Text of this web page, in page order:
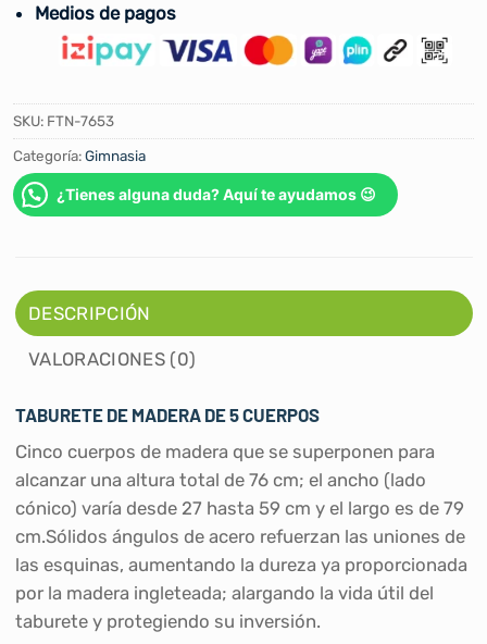
Medios de pagos
SKU: FTN-7653
Categoría:Gimnasia
¿Tienes alguna duda? Aquí te ayudamos 😉
DESCRIPCIÓN
VALORACIONES (0)
TABURETE DE MADERA DE 5 CUERPOS
Cinco cuerpos de madera que se superponen para
alcanzar una altura total de 76 cm; el ancho (lado
cónico) varía desde 27 hasta 59 cm y el largo es de 79
cm.Sólidos ángulos de acero refuerzan las uniones de
las esquinas, aumentando la dureza ya proporcionada
por la madera ingleteada; alargando la vida útil del
taburete y protegiendo su inversión.